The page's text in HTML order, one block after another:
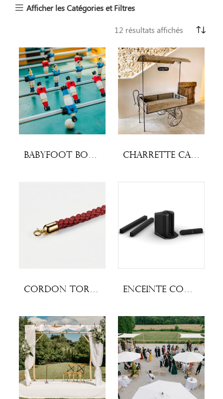
Afficher les Catégories et Filtres
12 résultats affichés
Babyfoot Bonzini Charrette Candy Bar
Cordon torsadé rouge Enceinte Compact Bose